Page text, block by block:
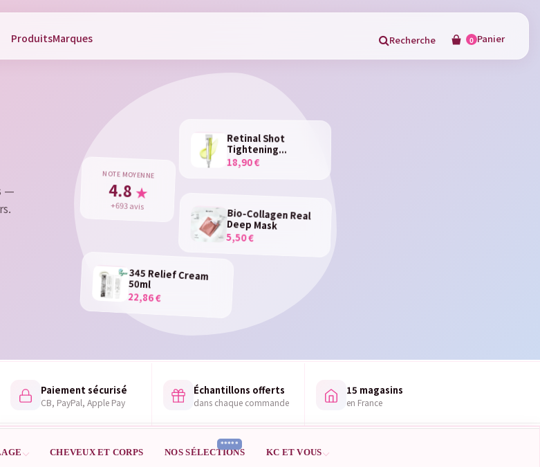
ProduitsMarques Recherche 0 Panier
—
Retinal Shot
Tightening...
18,90 €
345 Relief Cream
50ml
22,86 €
Bio-Collagen Real
Deep Mask
5,50 €
NOTE MOYENNE
4.8 ★
+693 avis
Paiement sécurisé
CB, PayPal, Apple Pay
Échantillons offerts
dans chaque commande
15 magasins
en France
CHEVEUX ET CORPS NOS SÉLECTIONS
*****
KC ET VOUS
×
in to save products in your wish list.